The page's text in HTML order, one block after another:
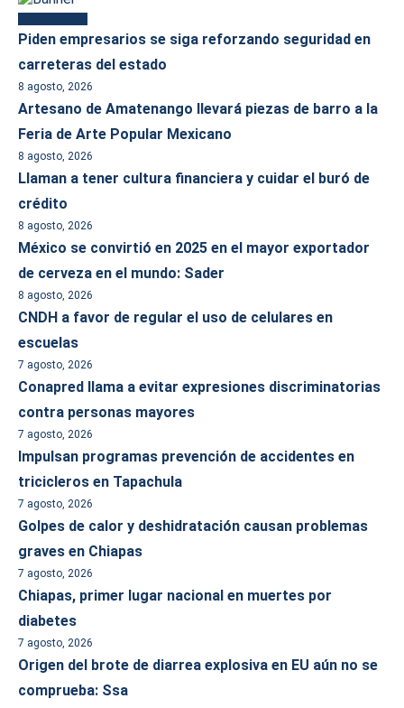
Piden empresarios se siga reforzando seguridad en
carreteras del estado
8 agosto, 2026
Artesano de Amatenango llevará piezas de barro a la
Feria de Arte Popular Mexicano
8 agosto, 2026
Llaman a tener cultura financiera y cuidar el buró de
crédito
8 agosto, 2026
México se convirtió en 2025 en el mayor exportador
de cerveza en el mundo: Sader
8 agosto, 2026
CNDH a favor de regular el uso de celulares en
escuelas
7 agosto, 2026
Conapred llama a evitar expresiones discriminatorias
contra personas mayores
7 agosto, 2026
Impulsan programas prevención de accidentes en
tricicleros en Tapachula
7 agosto, 2026
Golpes de calor y deshidratación causan problemas
graves en Chiapas
7 agosto, 2026
Chiapas, primer lugar nacional en muertes por
diabetes
7 agosto, 2026
Origen del brote de diarrea explosiva en EU aún no se
comprueba: Ssa